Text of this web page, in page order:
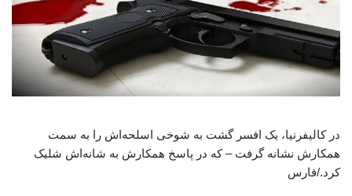
در کالیفرنیا، یک افسر گشت به شوخی اسلحه‌اش را به سمت
همکارش نشانه گرفت – که در پاسخ همکارش به شانه‌اش شلیک
کرد./فارس